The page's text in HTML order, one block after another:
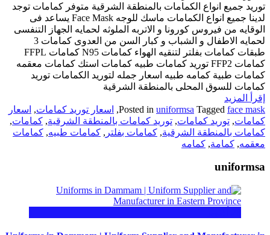
توريد جميع انواع الكمامات بالمنطقة الشرقية متوفر كمامات توجد
لدينا جميع انواع الكمامات ماسك للوجه Face Mask يساعد فى
الوقايه من فيروس كورونا و الاتربه الملوثه لحمايه الجهاز التنفسى
لحمايه الاطفال و الشباب و كبار السن من العدوى كمامات 3
طبقات كمامات بفلتر لتنقيه الهواء كمامات N95 كمامات FFPL
كمامات FFP2 توريد كمامات طبيه كمامات استك كمامات معقمه
كمامات طبية كمامه طبيه اسعار جمله لتوريد الكمامات توريد
كمامات للسوق المحلى بالمنطقة الشرقية
إقرأ المزيد
Posted in uniformsa Tagged face mask
, اسعار توريد كمامات, اسعار
كمامات, توريد كمامات, توريد كمامات بالمنطقة الشرقية, كمامات,
كمامات بالمنطقة الشرقية, كمامات بفلتر , كمامات طبيه, كمامات
معقمه, كمامة, كمامه
uniformsa